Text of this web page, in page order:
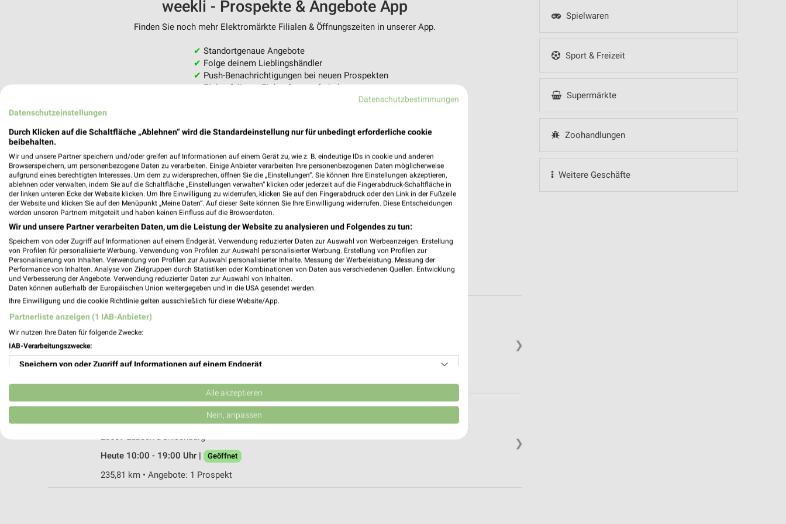
Spielwaren
Sport & Freizeit
Supermärkte
Zoohandlungen
Weitere Geschäfte
weekli - Prospekte & Angebote App
Finden Sie noch mehr Elektromärkte Filialen & Öffnungszeiten in unserer App.
✔ Standortgenaue Angebote
✔ Folge deinem Lieblingshändler
✔ Push-Benachrichtigungen bei neuen Prospekten
✔Einkaufsliste - Einkauf stressfrei planen
❯
expert Nord Neustadt
23730 Neustadt
Heute 09:00 - 18:00 Uhr | Schließt in 3 Min.
❯
MediaMarkt Saturn Lübeck-Dänischburg
Dänischburger Landstraße 81
23569 Lübeck-Dänischburg
Heute 10:00 - 19:00 Uhr |
Geöffnet
235,81 km • Angebote: 1 Prospekt
Datenschutzbestimmungen
Datenschutzeinstellungen
Durch Klicken auf die Schaltfläche „Ablehnen“ wird die Standardeinstellung nur für unbedingt erforderliche cookie
beibehalten.
Wir und unsere Partner speichern und/oder greifen auf Informationen auf einem Gerät zu, wie z. B. eindeutige IDs in cookie und anderen
Browserspeichern, um personenbezogene Daten zu verarbeiten. Einige Anbieter verarbeiten Ihre personenbezogenen Daten möglicherweise
aufgrund eines berechtigten Interesses. Um dem zu widersprechen, öffnen Sie die „Einstellungen“. Sie können Ihre Einstellungen akzeptieren,
ablehnen oder verwalten, indem Sie auf die Schaltfläche „Einstellungen verwalten“ klicken oder jederzeit auf die Fingerabdruck-Schaltfläche in
der linken unteren Ecke der Website klicken. Um Ihre Einwilligung zu widerrufen, klicken Sie auf den Fingerabdruck oder den Link in der Fußzeile
der Website und klicken Sie auf den Menüpunkt „Meine Daten“. Auf dieser Seite können Sie Ihre Einwilligung widerrufen. Diese Entscheidungen
werden unseren Partnern mitgeteilt und haben keinen Einfluss auf die Browserdaten.
Wir und unsere Partner verarbeiten Daten, um die Leistung der Website zu analysieren und Folgendes zu tun:
Speichern von oder Zugriff auf Informationen auf einem Endgerät. Verwendung reduzierter Daten zur Auswahl von Werbeanzeigen. Erstellung
von Profilen für personalisierte Werbung. Verwendung von Profilen zur Auswahl personalisierter Werbung. Erstellung von Profilen zur
Personalisierung von Inhalten. Verwendung von Profilen zur Auswahl personalisierter Inhalte. Messung der Werbeleistung. Messung der
Performance von Inhalten. Analyse von Zielgruppen durch Statistiken oder Kombinationen von Daten aus verschiedenen Quellen. Entwicklung
und Verbesserung der Angebote. Verwendung reduzierter Daten zur Auswahl von Inhalten.
Daten können außerhalb der Europäischen Union weitergegeben und in die USA gesendet werden.
Ihre Einwilligung und die cookie Richtlinie gelten ausschließlich für diese Website/App.
Partnerliste anzeigen (1 IAB-Anbieter)
Wir nutzen Ihre Daten für folgende Zwecke:
IAB-Verarbeitungszwecke:
Speichern von oder Zugriff auf Informationen auf einem Endgerät
Verwendung reduzierter Daten zur Auswahl von Werbeanzeigen
Erstellung von Profilen für personalisierte Werbung
Erstellung von Profilen zur Personalisierung von Inhalten
Alle akzeptieren
Nein, anpassen